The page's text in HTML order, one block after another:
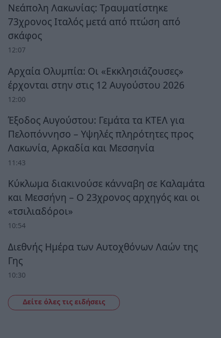
Νεάπολη Λακωνίας: Τραυματίστηκε
73χρονος Ιταλός μετά από πτώση από
σκάφος
12:07
Αρχαία Ολυμπία: Οι «Εκκλησιάζουσες»
έρχονται στην στις 12 Αυγούστου 2026
12:00
Έξοδος Αυγούστου: Γεμάτα τα ΚΤΕΛ για
Πελοπόννησο – Υψηλές πληρότητες προς
Λακωνία, Αρκαδία και Μεσσηνία
11:43
Κύκλωμα διακινούσε κάνναβη σε Καλαμάτα
και Μεσσήνη – Ο 23χρονος αρχηγός και οι
«τσιλιαδόροι»
10:54
Διεθνής Ημέρα των Αυτοχθόνων Λαών της
Γης
10:30
Δείτε όλες τις ειδήσεις